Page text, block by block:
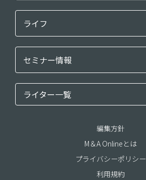
ライフ
セミナー情報
ライター一覧
編集方針
M＆A Onlineとは
プライバシーポリシー
利用規約